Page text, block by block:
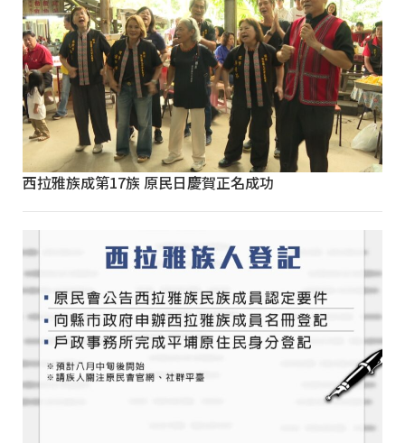
西拉雅族成第17族 原民日慶賀正名成功